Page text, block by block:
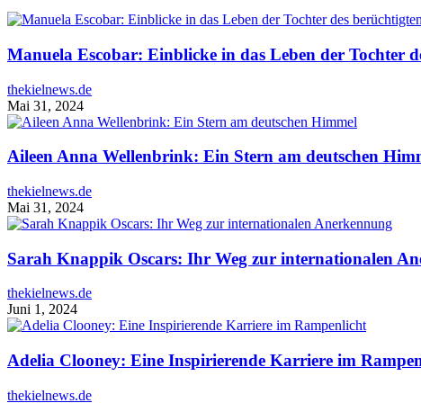
Manuela Escobar: Einblicke in das Leben der Tochter
thekielnews.de
Mai 31, 2024
Aileen Anna Wellenbrink: Ein Stern am deutschen
thekielnews.de
Mai 31, 2024
Sarah Knappik Oscars: Ihr Weg zur internationalen
thekielnews.de
Juni 1, 2024
Adelia Clooney: Eine Inspirierende Karriere im
thekielnews.de